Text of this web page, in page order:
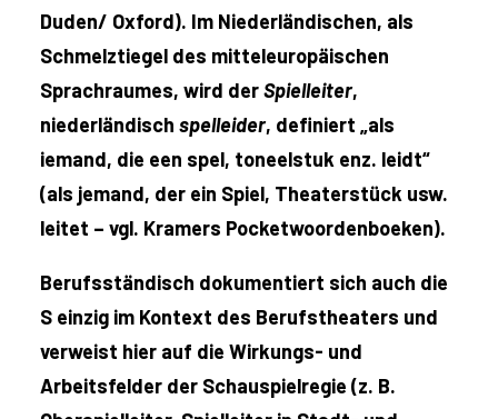
Duden/ Oxford). Im Niederländischen, als
Schmelztiegel des mitteleuropäischen
Sprachraumes, wird derSpielleiter,
niederländisch spelleider, definiert „als
iemand, die een spel, toneelstuk enz. leidt“
(als jemand, der ein Spiel, Theaterstück usw.
leitet – vgl. Kramers Pocketwoordenboeken).
Berufsständisch dokumentiert sich auch die
S einzig im Kontext des Berufstheaters und
verweist hier auf die Wirkungs- und
Arbeitsfelder der Schauspielregie (z. B.